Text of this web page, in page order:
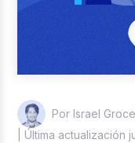
Por Israel Groce
| Última actualización